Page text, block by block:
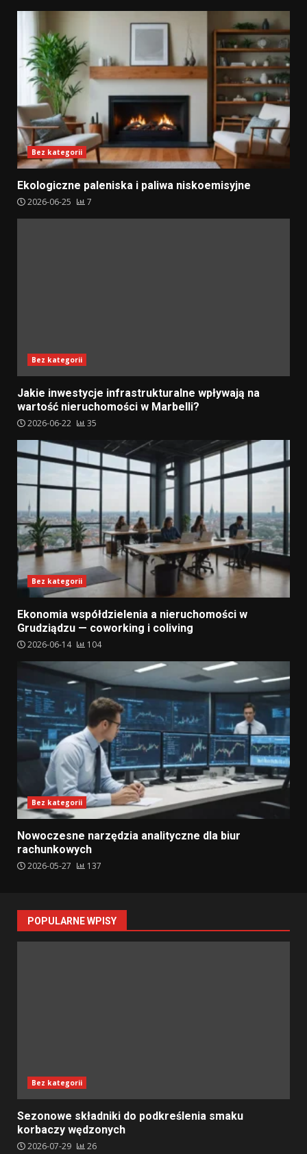
Bez kategorii
Ekologiczne paleniska i paliwa niskoemisyjne
2026-06-25 7
Bez kategorii
Jakie inwestycje infrastrukturalne wpływają na
wartość nieruchomości w Marbelli?
2026-06-22 35
Bez kategorii
Ekonomia współdzielenia a nieruchomości w
Grudziądzu — coworking i coliving
2026-06-14 104
Bez kategorii
Nowoczesne narzędzia analityczne dla biur
rachunkowych
2026-05-27 137
POPULARNE WPISY
Bez kategorii
Sezonowe składniki do podkreślenia smaku
korbaczy wędzonych
2026-07-29 26